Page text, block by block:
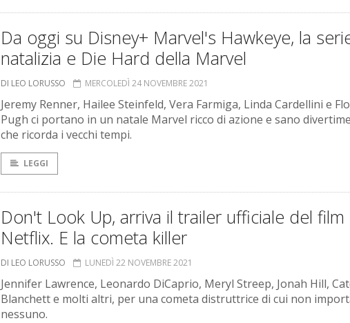
Da oggi su Disney+ Marvel's Hawkeye, la
natalizia e Die Hard della Marvel
DI LEO LORUSSO MERCOLEDÌ 24 NOVEMBRE 2021
Jeremy Renner, Hailee Steinfeld, Vera Farmiga, Linda Cardellini e
Pugh ci portano in un natale Marvel ricco di azione e sano
che ricorda i vecchi tempi.
LEGGI
Don't Look Up, arriva il trailer ufficiale del film
Netflix. E la cometa killer
DI LEO LORUSSO LUNEDÌ 22 NOVEMBRE 2021
Jennifer Lawrence, Leonardo DiCaprio, Meryl Streep, Jonah Hill,
Blanchett e molti altri, per una cometa distruttrice di cui non
nessuno.